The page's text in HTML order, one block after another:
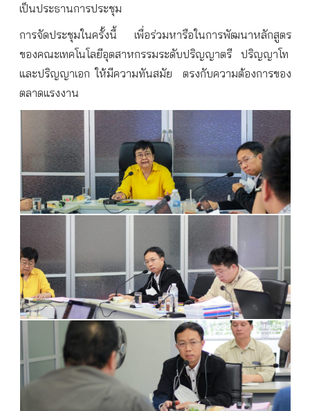
เป็นประธานการประชุม
การจัดประชุมในครั้งนี้ เพื่อร่วมหารือในการพัฒนาหลักสูตร
ของคณะเทคโนโลยีอุตสาหกรรมระดับปริญญาตรี
ปริญญาโท
และปริญญาเอก ให้มีความทันสมัย
ตรงกับความต้องการของ
ตลาดแรงงาน